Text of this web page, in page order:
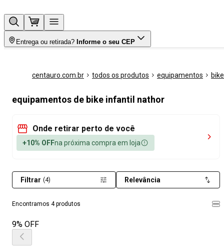
Entrega ou retirada? Informe o seu CEP
centauro.com.br todos os produtos equipamentos bike
equipamentos de bike infantil nathor
Onde retirar perto de você
+10% OFFna próxima compra em loja
Encontramos 4 produtos
Filtrar (4) Relevância
9% OFF